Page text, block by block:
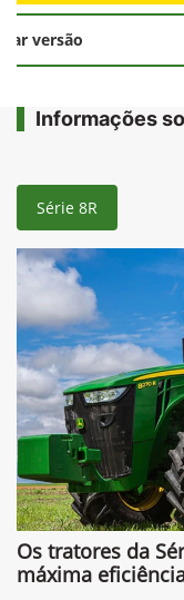
versão
Informações
Série 8R
Os tratores da
máxima